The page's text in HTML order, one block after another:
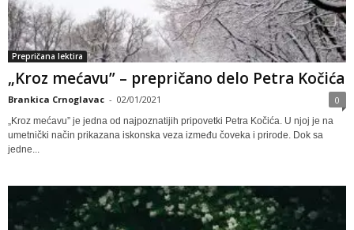
Prepričana lektira
„Kroz mećavu” – prepričano delo Petra Kočića
Brankica Crnoglavac - 02/01/2021 0
„Kroz mećavu” je jedna od najpoznatijih pripovetki Petra Kočića. U njoj je na
umetnički način prikazana iskonska veza između čoveka i prirode. Dok sa
jedne...